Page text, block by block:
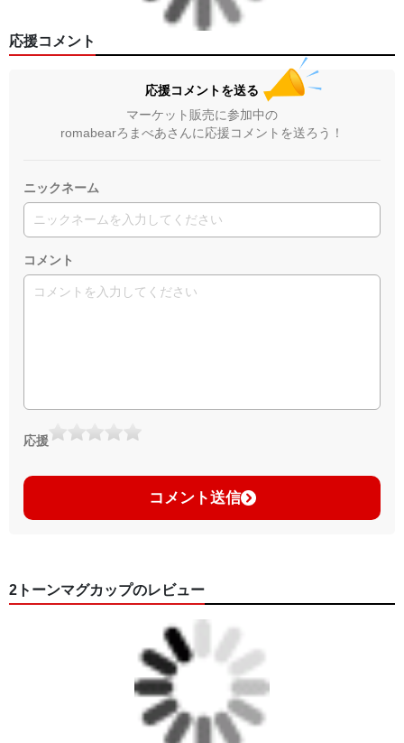
応援コメント
応援コメントを送る
マーケット販売に参加中の
romabearろまべあさんに応援コメントを送ろう！
ニックネーム
コメント
応援
コメント送信
2トーンマグカップのレビュー